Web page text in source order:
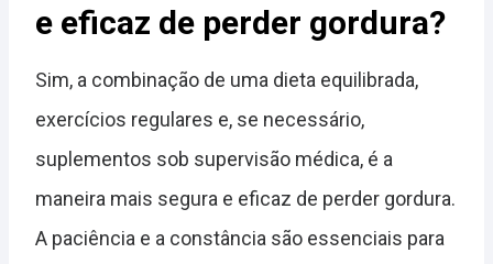
e eficaz de perder gordura?
Sim, a combinação de uma dieta equilibrada,
exercícios regulares e, se necessário,
suplementos sob supervisão médica, é a
maneira mais segura e eficaz de perder gordura.
A paciência e a constância são essenciais para